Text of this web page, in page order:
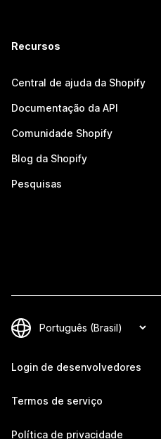
Recursos
Central de ajuda da Shopify
Documentação da API
Comunidade Shopify
Blog da Shopify
Pesquisas
Login de desenvolvedores
Termos de serviço
Política de privacidade